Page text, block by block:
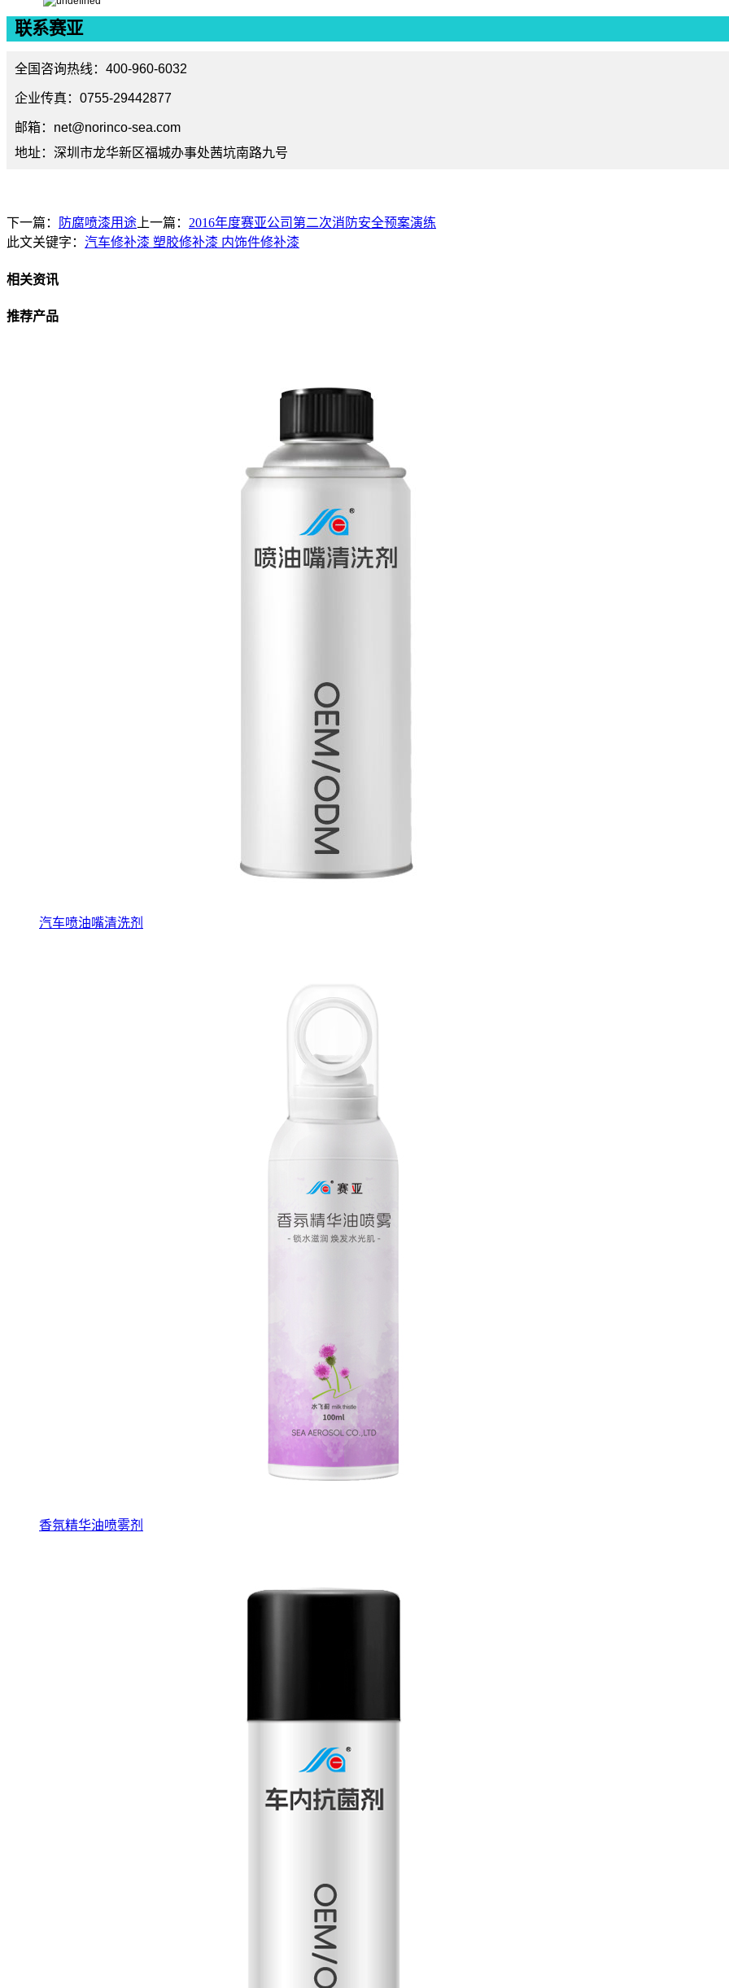
联系赛亚
全国咨询热线：400-960-6032
企业传真：0755-29442877
邮箱：net@norinco-sea.com
地址：深圳市龙华新区福城办事处茜坑南路九号
下一篇： 防腐喷漆用途 上一篇： 2016年度赛亚公司第二次消防安全预案演练
此文关键字： 汽车修补漆 塑胶修补漆 内饰件修补漆
相关资讯
推荐产品
汽车喷油嘴清洗剂
香氛精华油喷雾剂